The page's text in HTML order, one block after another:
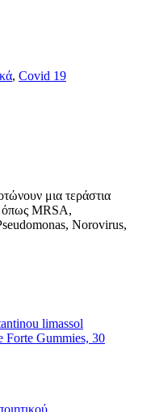
, Covid 19
μια τεράστια
όπως MRSA,
Norovirus,